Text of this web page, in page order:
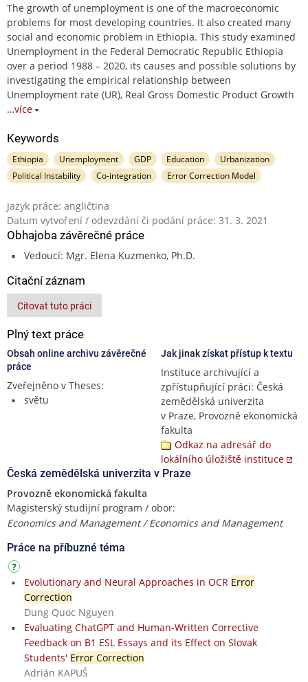
The growth of unemployment is one of the macroeconomic
problems for most developing countries. It also created many
social and economic problem in Ethiopia. This study examined
Unemployment in the Federal Democratic Republic Ethiopia
over a period 1988 – 2020, its causes and possible solutions by
investigating the empirical relationship between
Unemployment rate (UR), Real Gross Domestic Product Growth
…více
Keywords
Ethiopia Unemployment GDP Education
Urbanization
Political Instability
Co-integration Error Correction Model
Jazyk práce: angličtina
Datum vytvoření / odevzdání či podání práce: 31. 3. 2021
Obhajoba závěrečné práce
Vedoucí: Mgr. Elena Kuzmenko, Ph.D.
Citační záznam
Citovat tuto práci
Plný text práce
Obsah online archivu závěrečné
práce
Zveřejněno v Theses:
světu
Jak jinak získat přístup k textu
Instituce archivující a
zpřístupňující práci: Česká
zemědělská univerzita
v Praze, Provozně ekonomická
fakulta
Odkaz na adresář do
lokálního úložiště instituce
Česká zemědělská univerzita v Praze
Provozně ekonomická fakulta
Magisterský studijní program / obor:
Economics and Management / Economics and Management
Práce na příbuzné téma
Evolutionary and Neural Approaches in OCR Error
Correction
Dung Quoc Nguyen
Evaluating ChatGPT and Human-Written Corrective
Feedback on B1 ESL Essays and its Effect on Slovak
Students' Error Correction
Adrián KAPUŠ